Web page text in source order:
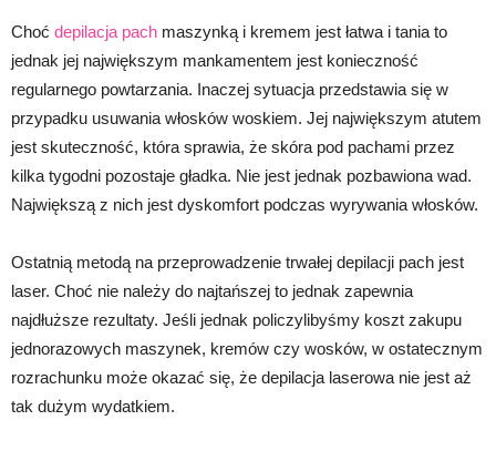
Choć depilacja pach maszynką i kremem jest łatwa i tania to
jednak jej największym mankamentem jest konieczność
regularnego powtarzania. Inaczej sytuacja przedstawia się w
przypadku usuwania włosków woskiem. Jej największym atutem
jest skuteczność, która sprawia, że skóra pod pachami przez
kilka tygodni pozostaje gładka. Nie jest jednak pozbawiona wad.
Największą z nich jest dyskomfort podczas wyrywania włosków.
Ostatnią metodą na przeprowadzenie trwałej depilacji pach jest
laser. Choć nie należy do najtańszej to jednak zapewnia
najdłuższe rezultaty. Jeśli jednak policzylibyśmy koszt zakupu
jednorazowych maszynek, kremów czy wosków, w ostatecznym
rozrachunku może okazać się, że depilacja laserowa nie jest aż
tak dużym wydatkiem.